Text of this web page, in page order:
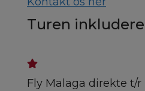
Turen
Fly Malaga direkte t/r